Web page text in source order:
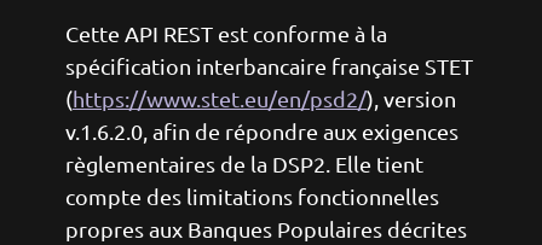
Cette API REST est conforme à la
spécification interbancaire française STET
(https://www.stet.eu/en/psd2/), version
v.1.6.2.0, afin de répondre aux exigences
règlementaires de la DSP2. Elle tient
compte des limitations fonctionnelles
propres aux Banques Populaires décrites